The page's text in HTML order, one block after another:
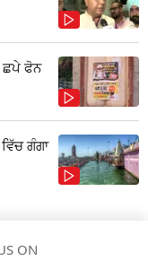
ਛਪੇ ਫੋਨ
ਗੰਗਾ
ON